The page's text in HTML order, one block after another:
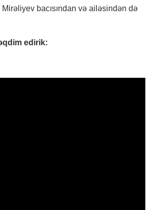
bacısından və ailəsindən də
edirik: